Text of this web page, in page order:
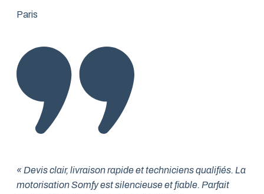
Paris
« Devis clair, livraison rapide et techniciens qualifiés. La
motorisation Somfy est silencieuse et fiable. Parfait